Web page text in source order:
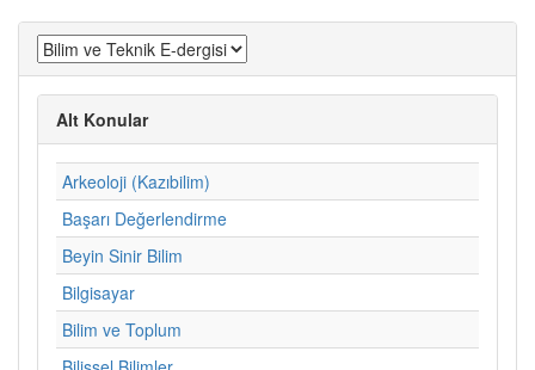
Alt Konular
Arkeoloji (Kazıbilim)
Başarı Değerlendirme
Beyin Sinir Bilim
Bilgisayar
Bilim ve Toplum